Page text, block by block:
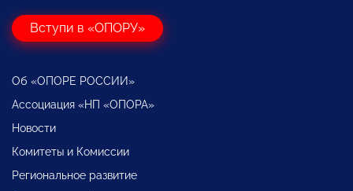
Вступи в «ОПОРУ»
Об «ОПОРЕ РОССИИ»
Ассоциация «НП «ОПОРА»
Новости
Комитеты и Комиссии
Региональное развитие